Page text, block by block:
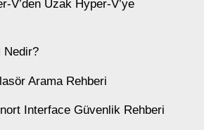
V’den Uzak Hyper-V’ye
Nedir?
Arama Rehberi
Interface Güvenlik Rehberi